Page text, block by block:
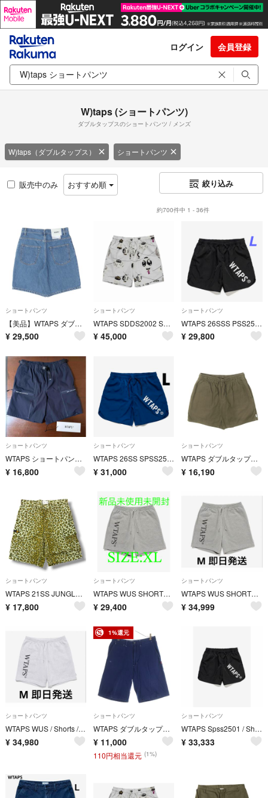
ログイン 会員登録
W)taps (ショートパンツ)
ダブルタップスのショートパンツ / メンズ
W)taps（ダブルタップス） ショートパンツ
販売中のみ おすすめ順 絞り込み
約700件中 1 - 36件
ショートパンツ
【美品】WTAPS ダブルタップス パンツ S インディゴ 26SS ストーンバイオブリーチ加工 1タック デニム ショーツ BLUES STRAIGHT SHORTS COTTON DENIM ボトムス ショートパンツ【メンズ】【中古】
¥ 29,500
ショートパンツ
WTAPS SDDS2002 Shorts Cotton Broadcloth Textile Gray
¥ 45,000
ショートパンツ
WTAPS 26SSS PSS2501 SHORTS NYLON.TWILL
¥ 29,800
ショートパンツ
WTAPS ショートパンツ トラックショーツ 02 M ネイビー ダブルタップス
¥ 16,800
ショートパンツ
WTAPS 26SS SPSS2501 SHORTS NYLON.TWILL
¥ 31,000
ショートパンツ
WTAPS ダブルタップス パンツ オリーブドラブ サイズ:M 23SS コットンツイル イージーショーツ SDDS2001 SHORTS COTTON. TWILL 231TQDT-PTM01S ボトムス ショートパンツ【メンズ】【中古】
¥ 16,190
ショートパンツ
WTAPS 21SS JUNGLE 01 SHORTS レオパードジャングルショーツ ハーフパンツ ダブルタップス 211WVDT-PTM03 オリーブ M （20563M）
¥ 17,800
ショートパンツ
WTAPS WUS SHORTS COTTON 最安値 XL
¥ 29,400
ショートパンツ
WTAPS WUS SHORTS COTTON
¥ 34,999
ショートパンツ
WTAPS WUS / Shorts / Cotton "Light Gray"
¥ 34,980
1%還元
ショートパンツ
WTAPS ダブルタップス フロント刺繍 ハーフパンツ ネイビー
¥ 11,000
110円相当還元 (1%)
ショートパンツ
WTAPS Spss2501 / Shorts / Nylon. Twill
¥ 33,333